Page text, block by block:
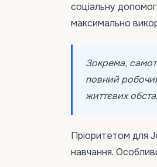
соціальну
максимально
Зокрема,
повний
життєвих
Пріоритетом для
навчання.